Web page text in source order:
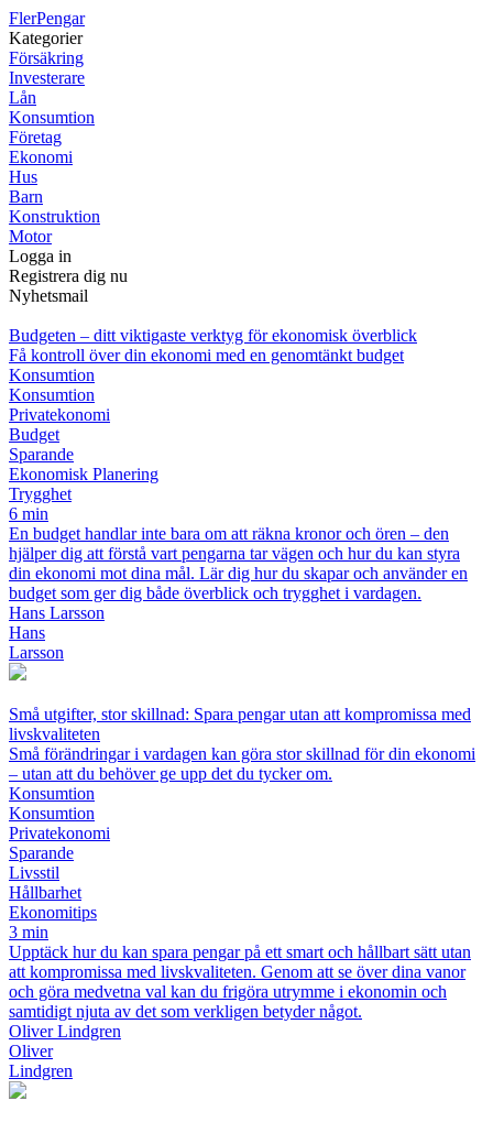
FlerPengar
Kategorier
Försäkring
Investerare
Lån
Konsumtion
Företag
Ekonomi
Hus
Barn
Konstruktion
Motor
Logga in
Registrera dig nu
Nyhetsmail
Budgeten – ditt viktigaste verktyg för ekonomisk överblick
Få kontroll över din ekonomi med en genomtänkt budget
Konsumtion
Konsumtion
Privatekonomi
Budget
Sparande
Ekonomisk Planering
Trygghet
6 min
En budget handlar inte bara om att räkna kronor och ören – den
hjälper dig att förstå vart pengarna tar vägen och hur du kan styra
din ekonomi mot dina mål. Lär dig hur du skapar och använder en
budget som ger dig både överblick och trygghet i vardagen.
Hans Larsson
Hans
Larsson
Små utgifter, stor skillnad: Spara pengar utan att kompromissa med
livskvaliteten
Små förändringar i vardagen kan göra stor skillnad för din ekonomi
– utan att du behöver ge upp det du tycker om.
Konsumtion
Konsumtion
Privatekonomi
Sparande
Livsstil
Hållbarhet
Ekonomitips
3 min
Upptäck hur du kan spara pengar på ett smart och hållbart sätt utan
att kompromissa med livskvaliteten. Genom att se över dina vanor
och göra medvetna val kan du frigöra utrymme i ekonomin och
samtidigt njuta av det som verkligen betyder något.
Oliver Lindgren
Oliver
Lindgren